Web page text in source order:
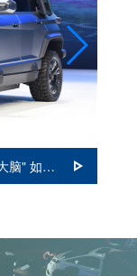
东风猛士 DeepSeek：越野界的 "智能大脑" 如何重新定义新能源豪华体验